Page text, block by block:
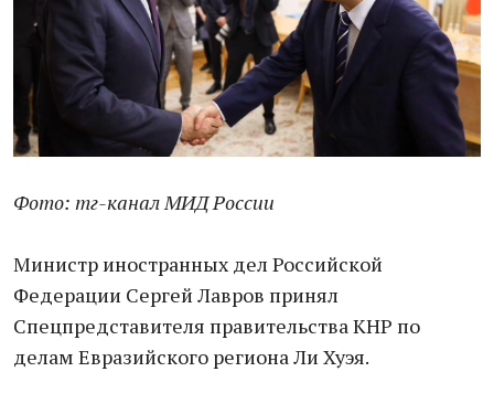
Фото: тг-канал МИД России
Министр иностранных дел Российской
Федерации Сергей Лавров принял
Спецпредставителя правительства КНР по
делам Евразийского региона Ли Хуэя.